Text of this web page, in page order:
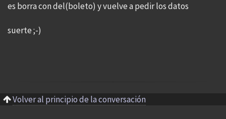
es borra con del(boleto) y vuelve a pedir los datos
suerte ;-)
Volver al principio de la conversación